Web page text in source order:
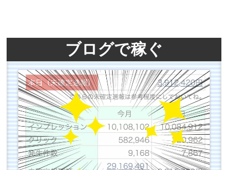
ブログで稼ぐ